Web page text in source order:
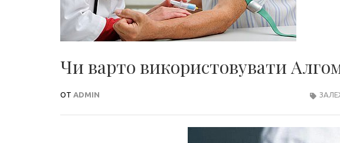
Чи варто використовувати
ОТ ADMIN